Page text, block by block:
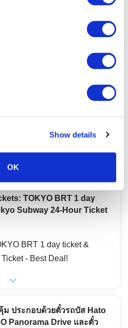
Show details
OK
plus a 24-hour Tokyo
TOKYO BRT 1 day
Subway 24-Hour Ticket
BRT 1 day ticket &
- Best Deal!
ม ประกอบด้วยตั๋วรถบัส Hato
Panorama Drive และตั๋ว